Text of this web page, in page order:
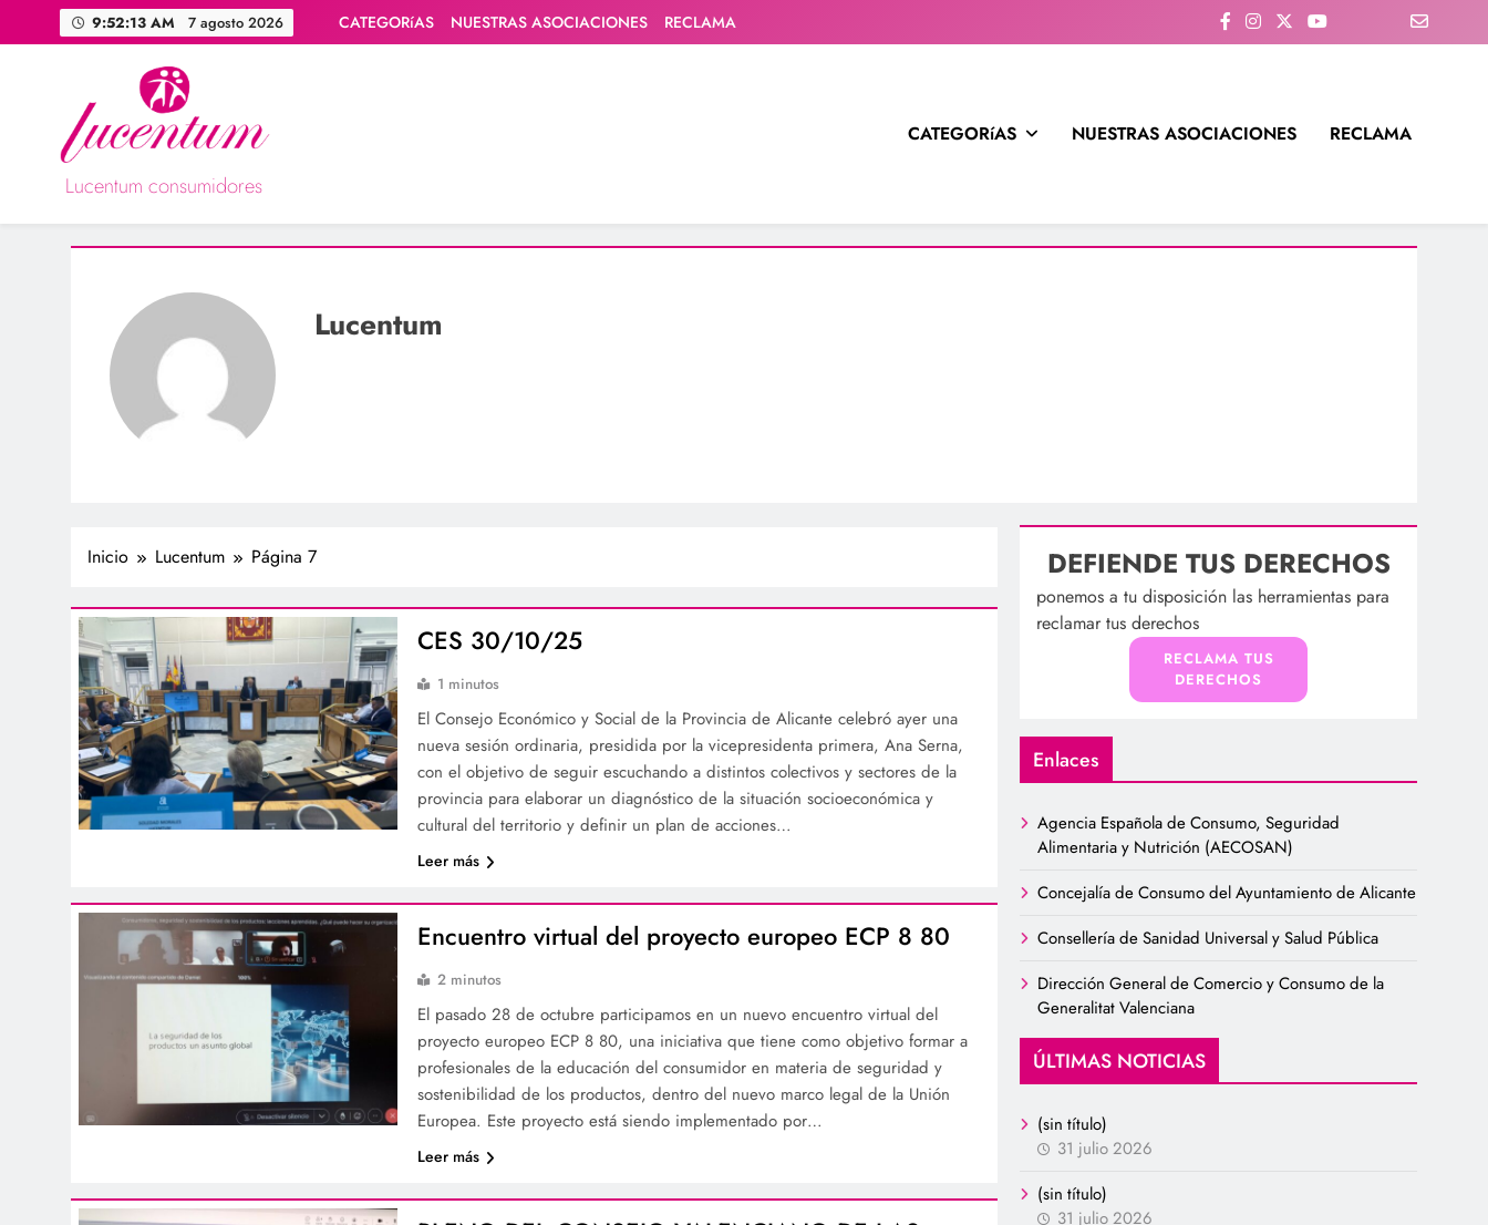
al
9:52:14 AM 7 agosto 2026 CATEGORíAS NUESTRAS ASOCIACIONES RECLAMA
Lucentum consumidores
Asociación de consumidores / consumidoras Lucentum
CATEGORíAS NUESTRAS ASOCIACIONES RECLAMA
Lucentum
Inicio Lucentum Página 7
CES 30/10/25
1 minutos
El Consejo Económico y Social de la Provincia de Alicante celebró ayer una
nueva sesión ordinaria, presidida por la vicepresidenta primera, Ana Serna,
con el objetivo de seguir escuchando a distintos colectivos y sectores de la
provincia para elaborar un diagnóstico de la situación socioeconómica y
cultural del territorio y definir un plan de acciones…
Leer más
Encuentro virtual del proyecto europeo ECP 8 80
2 minutos
El pasado 28 de octubre participamos en un nuevo encuentro virtual del
proyecto europeo ECP 8 80, una iniciativa que tiene como objetivo formar a
profesionales de la educación del consumidor en materia de seguridad y
sostenibilidad de los productos, dentro del nuevo marco legal de la Unión
Europea. Este proyecto está siendo implementado por…
Leer más
DEFIENDE TUS DERECHOS
ponemos a tu disposición las herramientas para
reclamar tus derechos
RECLAMA TUS
DERECHOS
Enlaces
Agencia Española de Consumo, Seguridad
Alimentaria y Nutrición (AECOSAN)
Concejalía de Consumo del Ayuntamiento de Alicante
Consellería de Sanidad Universal y Salud Pública
Dirección General de Comercio y Consumo de la
Generalitat Valenciana
ÚLTIMAS NOTICIAS
(sin título)
31 julio 2026
(sin título)
31 julio 2026